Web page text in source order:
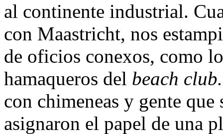
al continente industrial.
con Maastricht, nos
de oficios conexos, como
hamaqueros del beach
con chimeneas y gente
asignaron el papel de una